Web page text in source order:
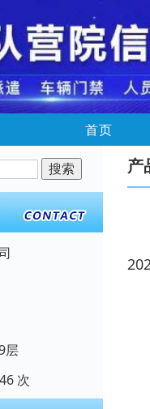
首页
层
次
产